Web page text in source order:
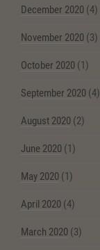
December 2020 (4)
November 2020 (3)
October 2020 (1)
September 2020 (4)
August 2020 (2)
June 2020 (1)
May 2020 (1)
April 2020 (4)
March 2020 (3)